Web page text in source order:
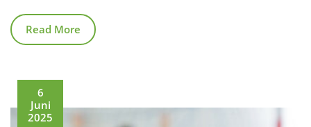
Read More
6
Juni
2025